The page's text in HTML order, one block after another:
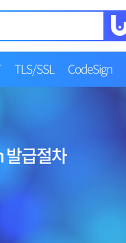
TLS/SSL CodeSign
발급절차